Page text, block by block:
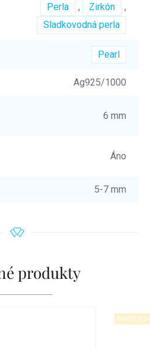
Perla , Zirkón
,
Sladkovodná perla
Pearl
Ag925/1000
6 mm
Áno
5-7 mm
produkty
SUMMER -